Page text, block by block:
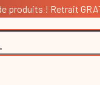
! Retrait